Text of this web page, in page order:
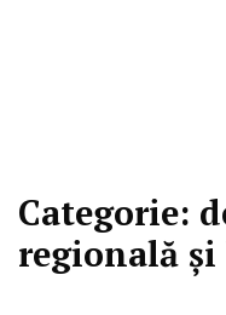
Categorie:
regională